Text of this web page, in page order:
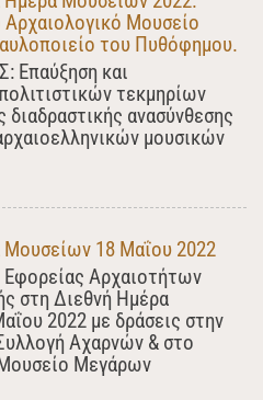
Μουσείο
του Πυθόφημου.
Επαύξηση και
τεκμηρίων
ανασύνθεσης
μουσικών
Μουσείων 18 Μαΐου 2022
Αρχαιοτήτων
στη Διεθνή Ημέρα
2022 με δράσεις στην
Αχαρνών & στο
Μεγάρων